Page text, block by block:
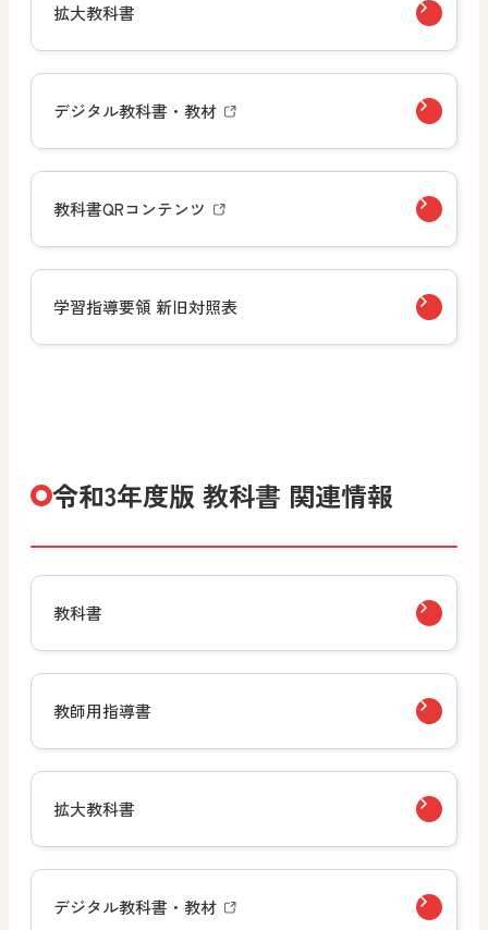
拡大教科書
デジタル教科書・教材
教科書QRコンテンツ
学習指導要領 新旧対照表
令和3年度版 教科書 関連情報
教科書
教師用指導書
拡大教科書
デジタル教科書・教材